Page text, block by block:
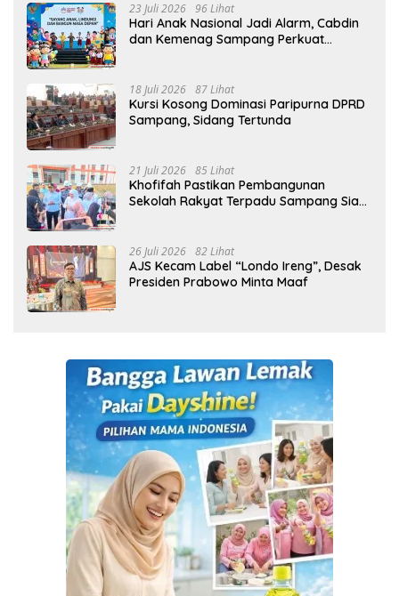
23 Juli 2026 96 Lihat
Hari Anak Nasional Jadi Alarm, Cabdin
dan Kemenag Sampang Perkuat
18 Juli 2026 87 Lihat
Kursi Kosong Dominasi Paripurna DPRD
Sampang, Sidang Tertunda
21 Juli 2026 85 Lihat
Khofifah Pastikan Pembangunan
Sekolah Rakyat Terpadu Sampang Siap
26 Juli 2026 82 Lihat
AJS Kecam Label “Londo Ireng”, Desak
Presiden Prabowo Minta Maaf